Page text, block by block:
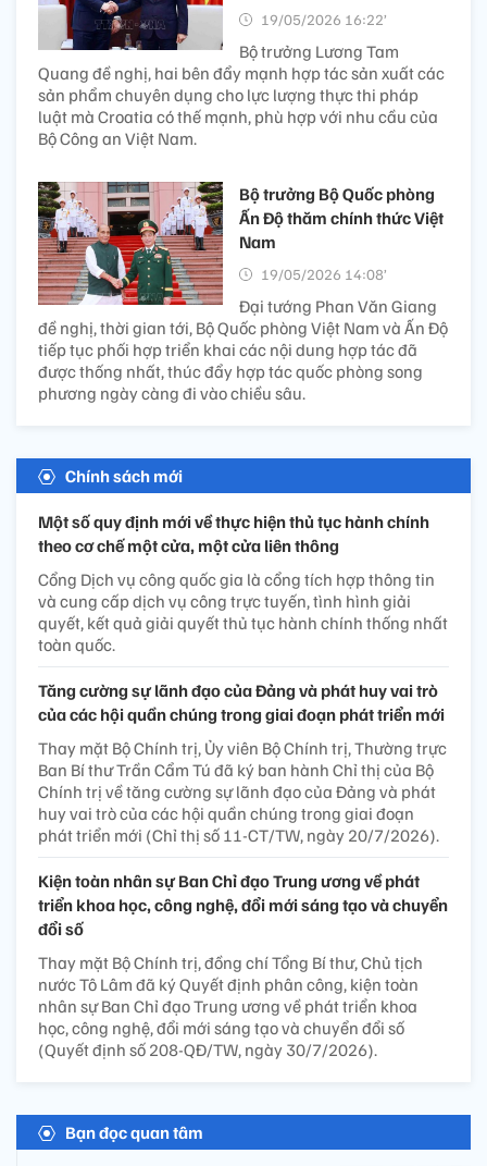
19/05/2026 16:22’
Bộ trưởng Lương Tam
Quang đề nghị, hai bên đẩy mạnh hợp tác sản xuất các
sản phẩm chuyên dụng cho lực lượng thực thi pháp
luật mà Croatia có thế mạnh, phù hợp với nhu cầu của
Bộ Công an Việt Nam.
Bộ trưởng Bộ Quốc phòng
Ấn Độ thăm chính thức Việt
Nam
19/05/2026 14:08’
Đại tướng Phan Văn Giang
đề nghị, thời gian tới, Bộ Quốc phòng Việt Nam và Ấn Độ
tiếp tục phối hợp triển khai các nội dung hợp tác đã
được thống nhất, thúc đẩy hợp tác quốc phòng song
phương ngày càng đi vào chiều sâu.
Chính sách mới
Một số quy định mới về thực hiện thủ tục hành chính
theo cơ chế một cửa, một cửa liên thông
Cổng Dịch vụ công quốc gia là cổng tích hợp thông tin
và cung cấp dịch vụ công trực tuyến, tình hình giải
quyết, kết quả giải quyết thủ tục hành chính thống nhất
toàn quốc.
Tăng cường sự lãnh đạo của Đảng và phát huy vai trò
của các hội quần chúng trong giai đoạn phát triển mới
Thay mặt Bộ Chính trị, Ủy viên Bộ Chính trị, Thường trực
Ban Bí thư Trần Cẩm Tú đã ký ban hành Chỉ thị của Bộ
Chính trị về tăng cường sự lãnh đạo của Đảng và phát
huy vai trò của các hội quần chúng trong giai đoạn
phát triển mới (Chỉ thị số 11-CT/TW, ngày 20/7/2026).
Kiện toàn nhân sự Ban Chỉ đạo Trung ương về phát
triển khoa học, công nghệ, đổi mới sáng tạo và chuyển
đổi số
Thay mặt Bộ Chính trị, đồng chí Tổng Bí thư, Chủ tịch
nước Tô Lâm đã ký Quyết định phân công, kiện toàn
nhân sự Ban Chỉ đạo Trung ương về phát triển khoa
học, công nghệ, đổi mới sáng tạo và chuyển đổi số
(Quyết định số 208-QĐ/TW, ngày 30/7/2026).
Bạn đọc quan tâm